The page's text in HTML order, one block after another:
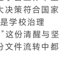
决策符合国家
学校治理
这份清醒与坚
文件流转中都